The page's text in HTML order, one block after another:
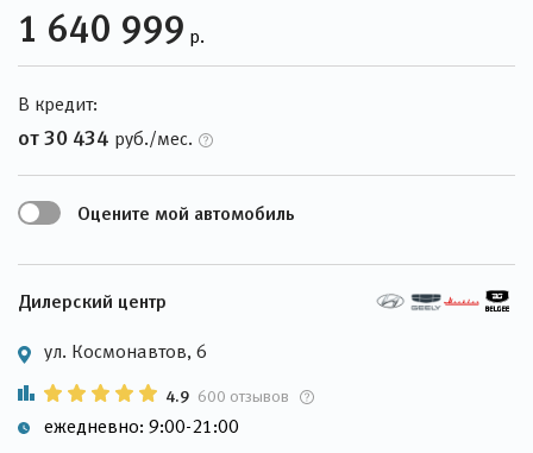
1 640 999 р.
В кредит:
от 30 434 руб./мес.
Оцените мой автомобиль
Дилерский центр
ул. Космонавтов, 6
4.9 600 отзывов
ежедневно: 9:00-21:00